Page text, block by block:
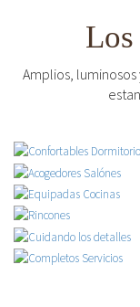
Amplios,